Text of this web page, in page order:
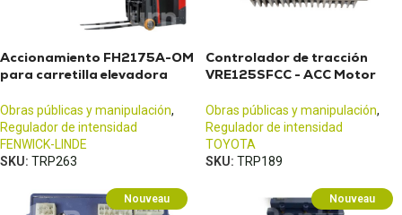
Accionamiento FH2175A-OM
para carretilla elevadora
Obras públicas y manipulación,
Regulador de intensidad
FENWICK-LINDE
SKU: TRP263
Controlador de tracción
VRE125SFCC - ACC Motor
Obras públicas y manipulación,
Regulador de intensidad
TOYOTA
SKU: TRP189
Nouveau Nouveau